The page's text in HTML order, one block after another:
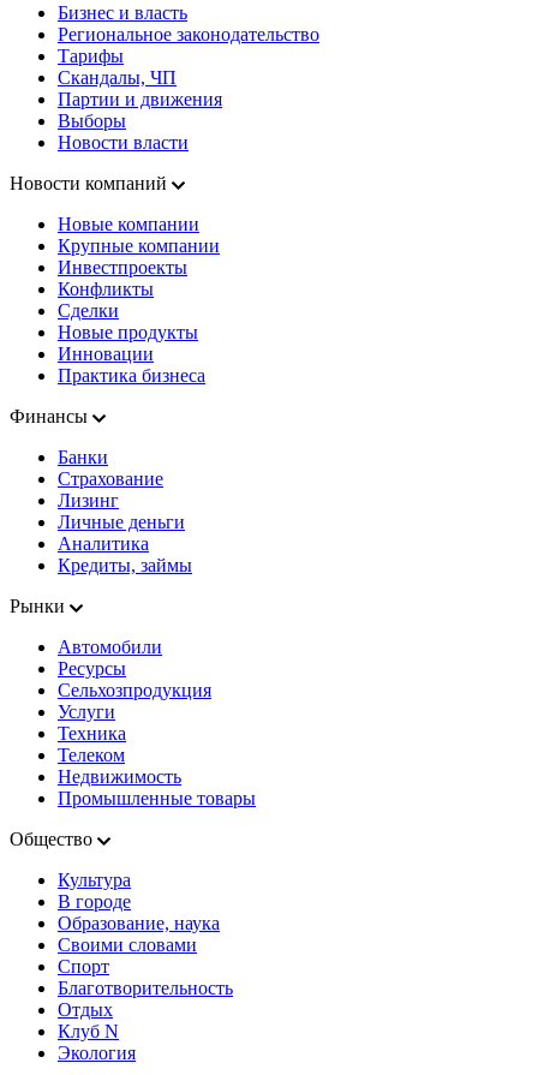
Бизнес и власть
Региональное законодательство
Тарифы
Скандалы, ЧП
Партии и движения
Выборы
Новости власти
Новости компаний
Новые компании
Крупные компании
Инвестпроекты
Конфликты
Сделки
Новые продукты
Инновации
Практика бизнеса
Финансы
Банки
Страхование
Лизинг
Личные деньги
Аналитика
Кредиты, займы
Рынки
Автомобили
Ресурсы
Сельхозпродукция
Услуги
Техника
Телеком
Недвижимость
Промышленные товары
Общество
Культура
В городе
Образование, наука
Своими словами
Спорт
Благотворительность
Отдых
Клуб N
Экология